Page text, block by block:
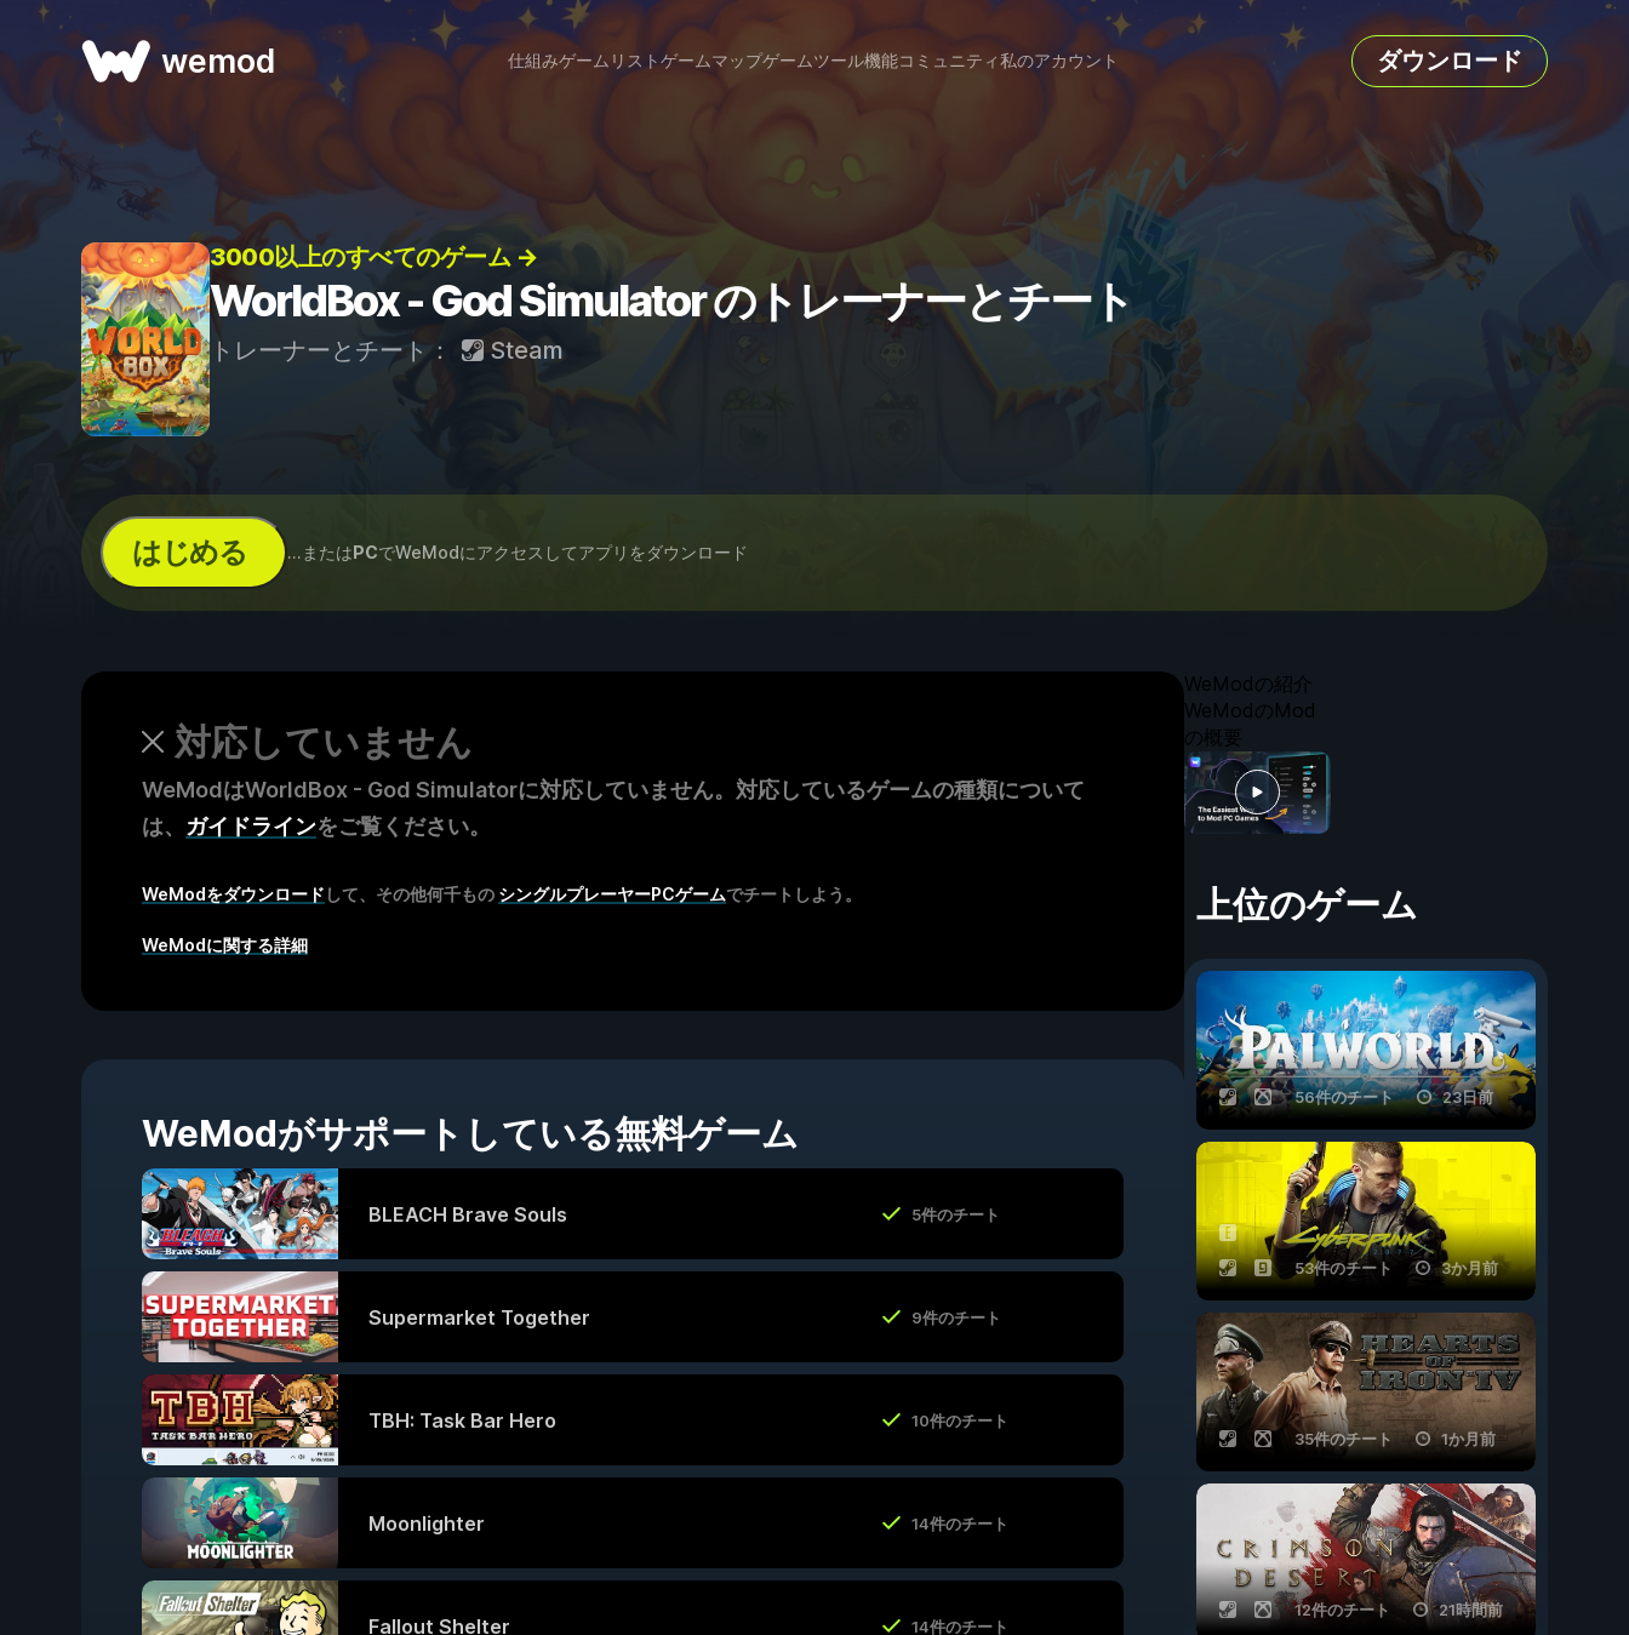
wemod 仕組みゲームリストゲームマップゲームツール機能コミュニティ私のアカウント ダウンロード
3000以上のすべてのゲーム →
WorldBox - God Simulator のトレーナーとチート
トレーナーとチート： Steam
はじめる ...またはPCでWeModにアクセスしてアプリをダウンロード
対応していません
WeModはWorldBox - God Simulatorに対応していません。対応しているゲームの種類について
は、 ガイドラインをご覧ください。
WeModをダウンロード して、その他何千もの シングルプレーヤーPCゲームでチートしよう。
WeModに関する詳細
WeModがサポートしている無料ゲーム
BLEACH Brave Souls 5件のチート
Supermarket Together 9件のチート
TBH: Task Bar Hero 10件のチート
Moonlighter 14件のチート
Fallout Shelter 14件のチート
WeModの紹介
WeModのMod
の概要
上位のゲーム
56件のチート 23日前
53件のチート 3か月前
35件のチート 1か月前
12件のチート 21時間前